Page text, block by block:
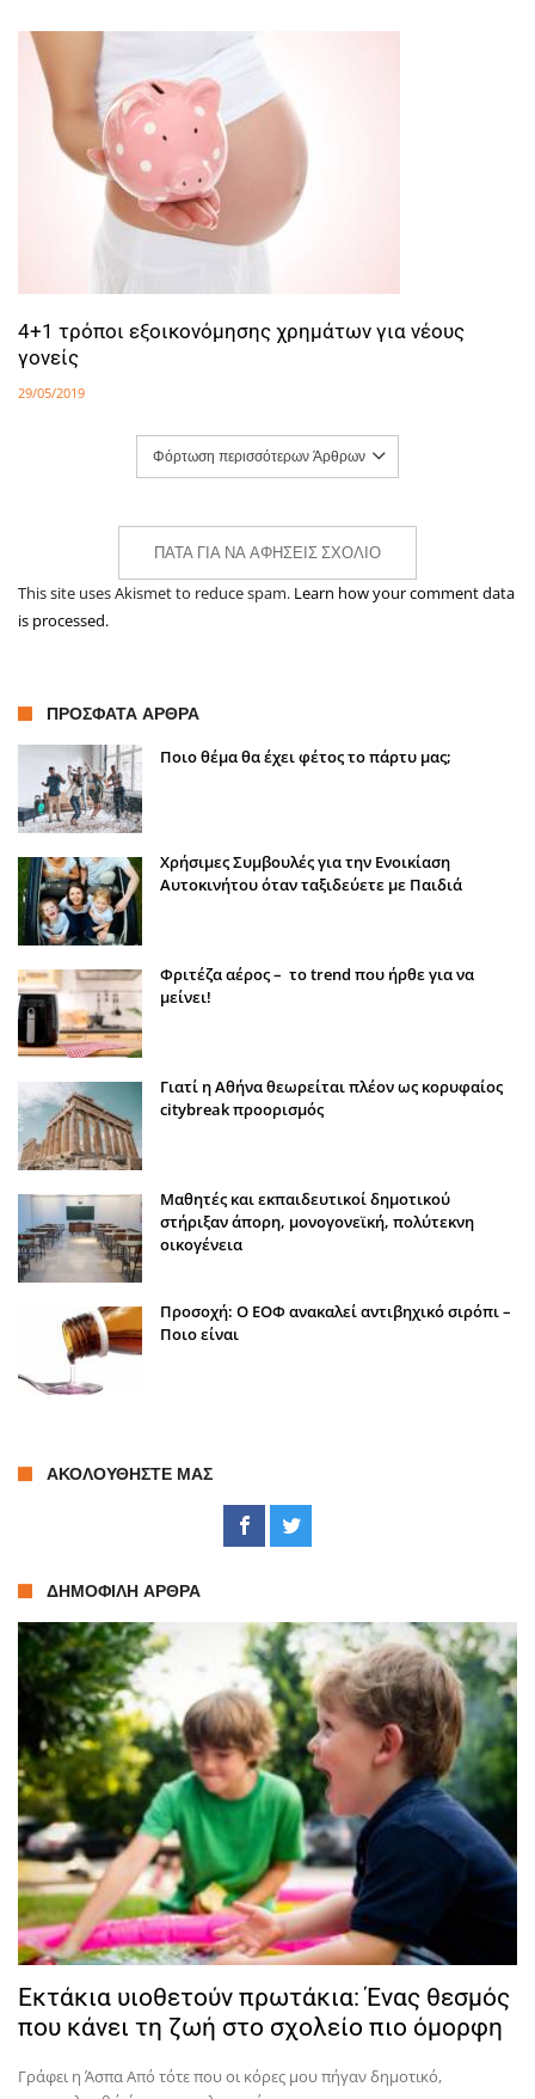
4+1 τρόποι εξοικονόμησης χρημάτων για νέους
γονείς
29/05/2019
Φόρτωση περισσότερων Άρθρων
ΠΆΤΑ ΓΙΑ ΝΑ ΑΦΉΣΕΙΣ ΣΧΌΛΙΟ
This site uses Akismet to reduce spam. Learn how your comment data
is processed.
ΠΡΌΣΦΑΤΑ ΆΡΘΡΑ
Ποιο θέμα θα έχει φέτος το πάρτυ μας;
Χρήσιμες Συμβουλές για την Ενοικίαση
Αυτοκινήτου όταν ταξιδεύετε με Παιδιά
Φριτέζα αέρος – το trend που ήρθε για να
μείνει!
Γιατί η Αθήνα θεωρείται πλέον ως κορυφαίος
citybreak προορισμός
Μαθητές και εκπαιδευτικοί δημοτικού
στήριξαν άπορη, μονογονεϊκή, πολύτεκνη
οικογένεια
Προσοχή: Ο ΕΟΦ ανακαλεί αντιβηχικό σιρόπι –
Ποιο είναι
ΑΚΟΛΟΥΘΉΣΤΕ ΜΑΣ
ΔΗΜΟΦΙΛΉ ΆΡΘΡΑ
Εκτάκια υιοθετούν πρωτάκια: Ένας θεσμός
που κάνει τη ζωή στο σχολείο πιο όμορφη
Γράφει η Άσπα Από τότε που οι κόρες μου πήγαν δημοτικό,